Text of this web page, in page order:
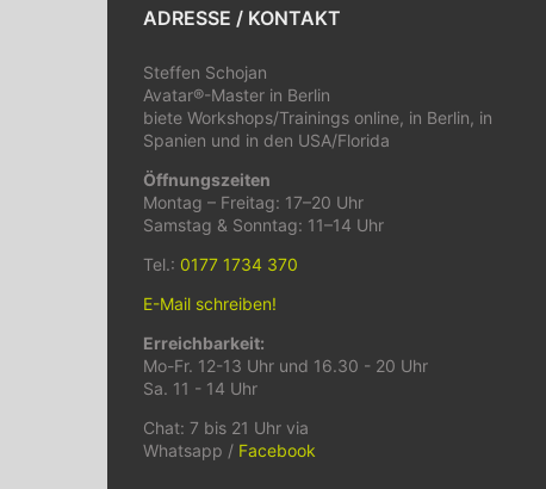
ADRESSE / KONTAKT
Steffen Schojan
Avatar®-Master in Berlin
biete Workshops/Trainings online, in Berlin, in
Spanien und in den USA/Florida
Öffnungszeiten
Montag – Freitag: 17–20 Uhr
Samstag & Sonntag: 11–14 Uhr
Tel.: 0177 1734 370
E-Mail schreiben!
Erreichbarkeit:
Mo-Fr. 12-13 Uhr und 16.30 - 20 Uhr
Sa. 11 - 14 Uhr
Chat: 7 bis 21 Uhr via
Whatsapp / Facebook